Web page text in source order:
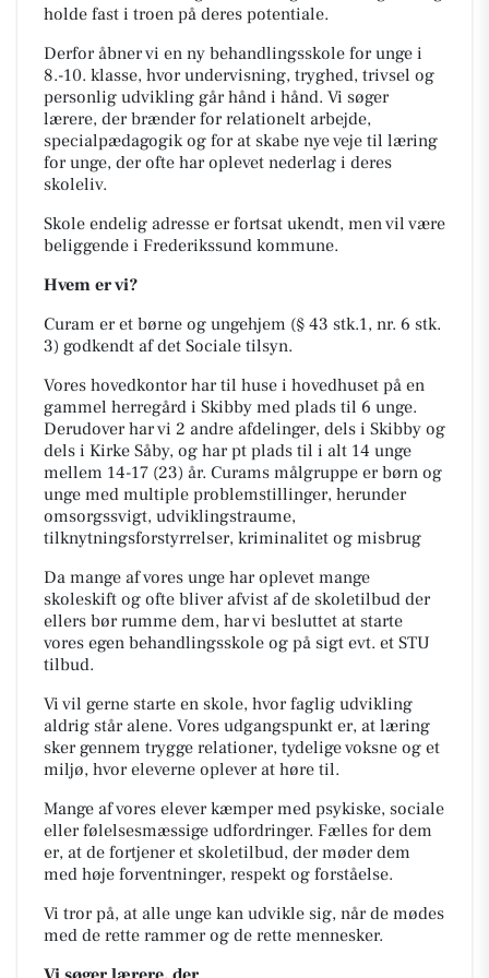
holde fast i troen på deres potentiale.
Derfor åbner vi en ny behandlingsskole for unge i
8.-10. klasse, hvor undervisning, tryghed, trivsel og
personlig udvikling går hånd i hånd. Vi søger
lærere, der brænder for relationelt arbejde,
specialpædagogik og for at skabe nye veje til læring
for unge, der ofte har oplevet nederlag i deres
skoleliv.
Skole endelig adresse er fortsat ukendt, men vil være
beliggende i Frederikssund kommune.
Hvem er vi?
Curam er et børne og ungehjem (§ 43 stk.1, nr. 6 stk.
3) godkendt af det Sociale tilsyn.
Vores hovedkontor har til huse i hovedhuset på en
gammel herregård i Skibby med plads til 6 unge.
Derudover har vi 2 andre afdelinger, dels i Skibby og
dels i Kirke Såby, og har pt plads til i alt 14 unge
mellem 14-17 (23) år. Curams målgruppe er børn og
unge med multiple problemstillinger, herunder
omsorgssvigt, udviklingstraume,
tilknytningsforstyrrelser, kriminalitet og misbrug
Da mange af vores unge har oplevet mange
skoleskift og ofte bliver afvist af de skoletilbud der
ellers bør rumme dem, har vi besluttet at starte
vores egen behandlingsskole og på sigt evt. et STU
tilbud.
Vi vil gerne starte en skole, hvor faglig udvikling
aldrig står alene. Vores udgangspunkt er, at læring
sker gennem trygge relationer, tydelige voksne og et
miljø, hvor eleverne oplever at høre til.
Mange af vores elever kæmper med psykiske, sociale
eller følelsesmæssige udfordringer. Fælles for dem
er, at de fortjener et skoletilbud, der møder dem
med høje forventninger, respekt og forståelse.
Vi tror på, at alle unge kan udvikle sig, når de mødes
med de rette rammer og de rette mennesker.